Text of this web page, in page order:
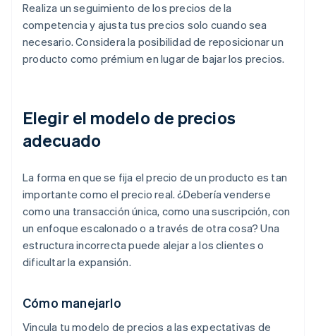
Realiza un seguimiento de los precios de la
competencia y ajusta tus precios solo cuando sea
necesario. Considera la posibilidad de reposicionar un
producto como prémium en lugar de bajar los precios.
Elegir el modelo de precios
adecuado
La forma en que se fija el precio de un producto es tan
importante como el precio real. ¿Debería venderse
como una transacción única, como una suscripción, con
un enfoque escalonado o a través de otra cosa? Una
estructura incorrecta puede alejar a los clientes o
dificultar la expansión.
Cómo manejarlo
Vincula tu modelo de precios a las expectativas de